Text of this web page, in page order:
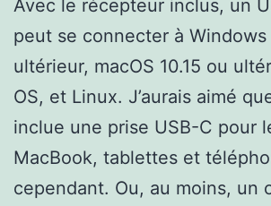
Avec le récepteur inclus, un
peut se connecter à Windows
ultérieur, macOS 10.15 ou
OS, et Linux. J’aurais aimé
inclue une prise USB-C pour
MacBook, tablettes et
cependant. Ou, au moins, un